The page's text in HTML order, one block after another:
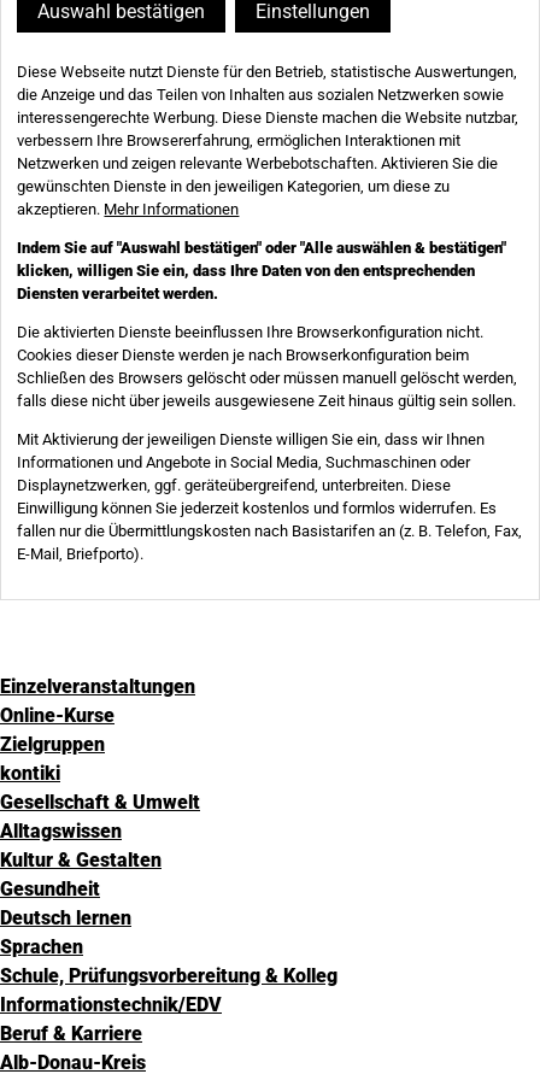
Einzelveranstaltungen
Online-Kurse
Zielgruppen
kontiki
Gesellschaft & Umwelt
Alltagswissen
Kultur & Gestalten
Gesundheit
Deutsch lernen
Sprachen
Schule, Prüfungsvorbereitung & Kolleg
Informationstechnik/EDV
Beruf & Karriere
Alb-Donau-Kreis